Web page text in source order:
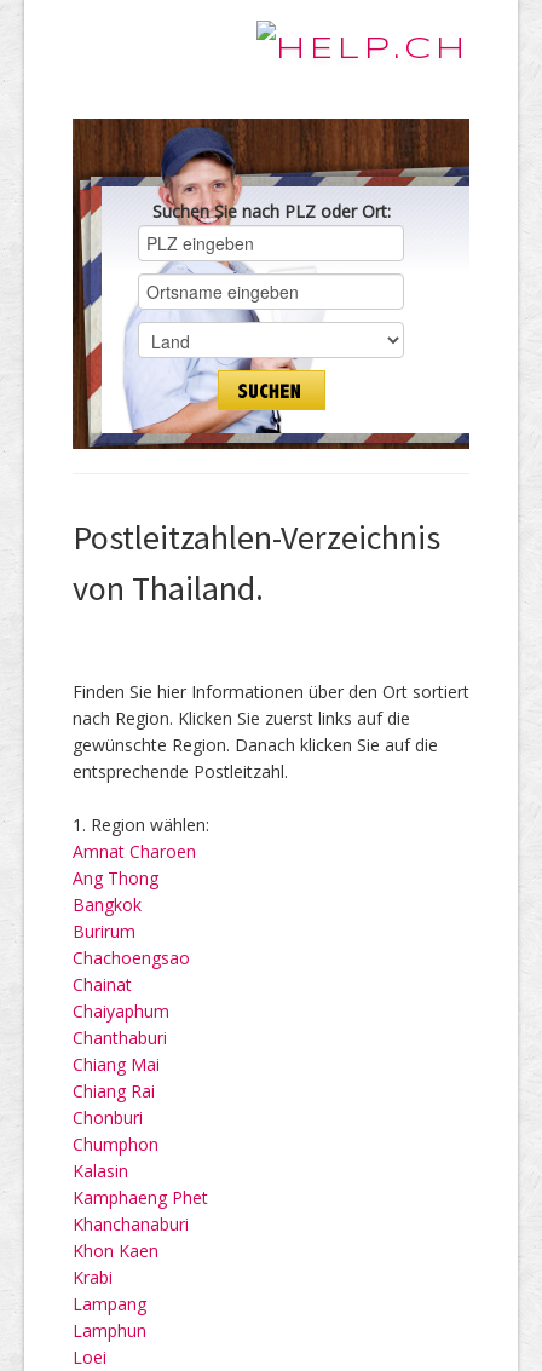
Suchen Sie nach PLZ oder Ort:
Postleitzahlen-Verzeichnis
von Thailand.
Finden Sie hier Informationen über den Ort sortiert
nach Region. Klicken Sie zuerst links auf die
gewünschte Region. Danach klicken Sie auf die
entsprechende Postleitzahl.
1. Region wählen:
Amnat Charoen
Ang Thong
Bangkok
Burirum
Chachoengsao
Chainat
Chaiyaphum
Chanthaburi
Chiang Mai
Chiang Rai
Chonburi
Chumphon
Kalasin
Kamphaeng Phet
Khanchanaburi
Khon Kaen
Krabi
Lampang
Lamphun
Loei